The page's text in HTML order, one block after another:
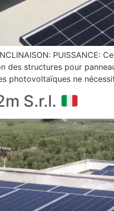
PUISSANCE:
des structures pour
photovoltaïques ne
S.r.l.